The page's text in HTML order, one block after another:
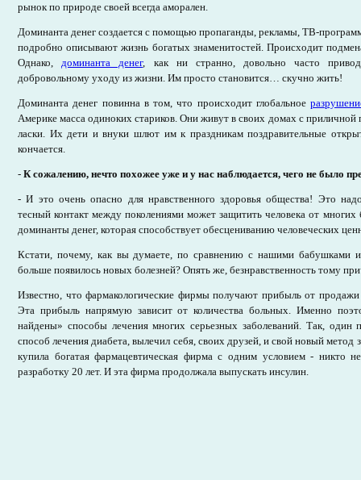
рынок по природе своей всегда аморален.
Доминанта денег создается с помощью пропаганды, рекламы, ТВ-
подробно описывают жизнь богатых знаменитостей. Происходит
Однако,доминанта денег, как ни странно, довольно часто
добровольному уходу из жизни. Им просто становится… скучно жить!
Доминанта денег повинна в том, что происходит глобальное
Америке масса одиноких стариков. Они живут в своих домах с
ласки. Их дети и внуки шлют им к праздникам поздравительные
кончается.
- К сожалению, нечто похожее уже и у нас наблюдается, чего не было
- И это очень опасно для нравственного здоровья общества! Это
тесный контакт между поколениями может защитить человека от
доминанты денег, которая способствует обесцениванию человеческих
Кстати, почему, как вы думаете, по сравнению с нашими бабушками
больше появилось новых болезней? Опять же, безнравственность тому
Известно, что фармакологические фирмы получают прибыль от продажи
Эта прибыль напрямую зависит от количества больных. Именно
найдены» способы лечения многих серьезных заболеваний. Так, один
способ лечения диабета, вылечил себя, своих друзей, и свой новый метод
купила богатая фармацевтическая фирма с одним условием - никто
разработку 20 лет. И эта фирма продолжала выпускать инсулин.